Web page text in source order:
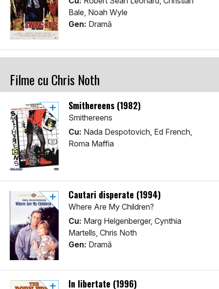
Bale, Noah Wyle
Gen: Dramă
Filme cu Chris Noth
Smithereens (1982)
Smithereens
Cu: Nada Despotovich, Ed French,
Roma Maffia
Cautari disperate (1994)
Where Are My Children?
Cu: Marg Helgenberger, Cynthia
Martells, Chris Noth
Gen: Dramă
În libertate (1996)